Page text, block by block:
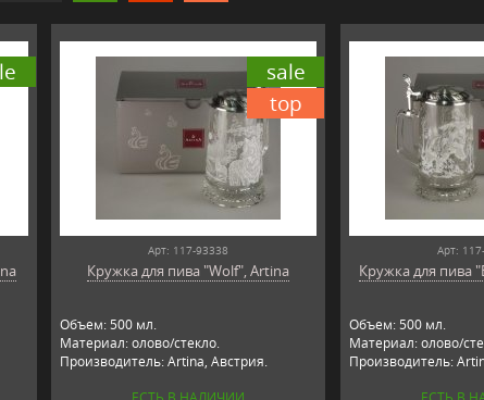
sale
top
Арт: 117-93338
Кружка для пива "Wolf", Artina
Объем: 500 мл.
Материал: олово/стекло.
Производитель: Artina, Австрия.
Арт:
Кружка для пива
Объем: 500 мл.
Материал: олово/
Производитель: